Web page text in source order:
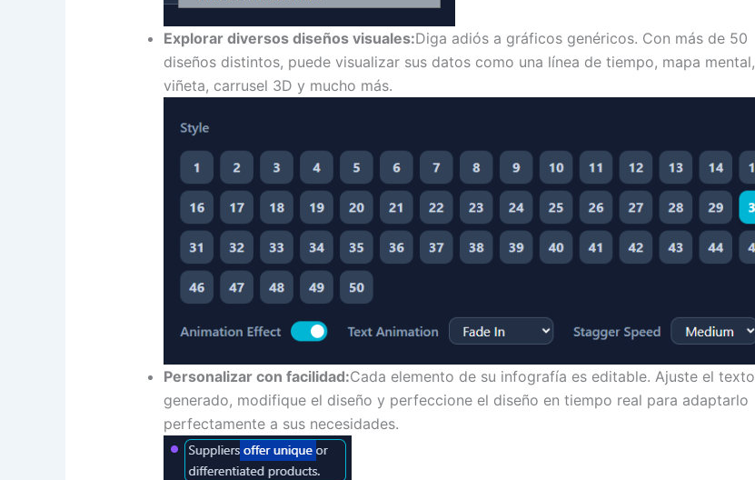
Explorar diversos diseños visuales:Diga adiós a gráficos genéricos. Con más de 50
diseños distintos, puede visualizar sus datos como una línea de tiempo, mapa mental,
viñeta, carrusel 3D y mucho más.
Personalizar con facilidad:Cada elemento de su infografía es editable. Ajuste el texto
generado, modifique el diseño y perfeccione el diseño en tiempo real para adaptarlo
perfectamente a sus necesidades.